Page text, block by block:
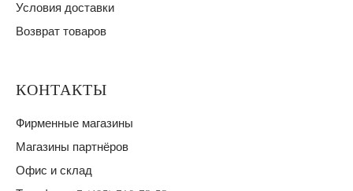
Условия доставки
Возврат товаров
КОНТАКТЫ
Фирменные магазины
Магазины партнёров
Офис и склад